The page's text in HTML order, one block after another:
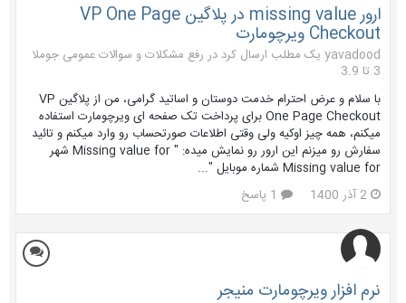
ارور missing value در پلاگین VP One Page
Checkout ویرچومارت
yavadood یک مطلب ارسال کرد در
رفع مشکلات و سوالات عمومی جوملا
3 تا 3.9
با سلام و عرض احترام خدمت دوستان و اساتید گرامی، من از پلاگین VP
One Page Checkout برای پرداخت تک صفحه ای ویرچومارت استفاده
میکنم، همه چیز اوکیه ولی وقتی اطلاعات صورتحساب رو وارد میکنم و تائید
سفارش رو میزنم این ارور رو نمایش میده: " Missing value for شهر
Missing value for شماره موبایل "...
2 آذر 1400
نرم افزار ویرچومارت منیجر